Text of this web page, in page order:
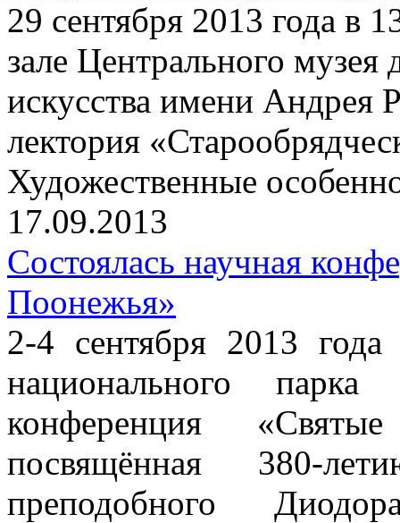
29 сентября 2013 года в
зале Центрального музея
искусства имени Андрея
лектория
Художественные
17.09.2013
Состоялась научная
Поонежья»
2-4 сентября 2013 года
национального
конференция
посвящённая 380-
преподобного